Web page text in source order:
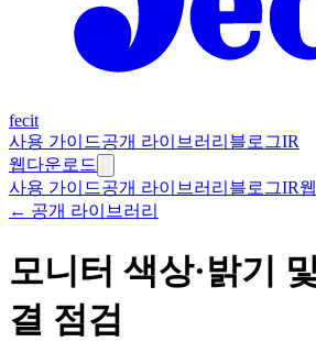
fecit
사용 가이드공개 라이브러리 블로그IR
웹다운로드
사용 가이드공개 라이브러리 블로그IR웹
← 공개 라이브러리
모니터 색상·밝기
결 점검